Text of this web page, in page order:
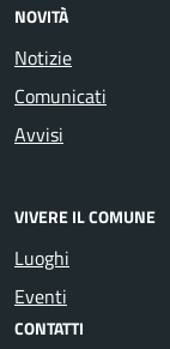
NOVITÀ
Notizie
Comunicati
Avvisi
VIVERE IL COMUNE
Luoghi
Eventi
CONTATTI